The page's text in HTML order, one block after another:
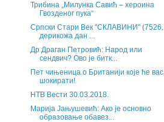
Трибина „Милунка Савић – хероина
Гвозденог пука“
Српски Стари Век ''СКЛАВИНИ'' (7526.
дерикожа дан ...
Др Драган Петровић: Народ или
сендвич? Ово је битк...
Пет чињеница о Британији које ће вас
шокирати!
НТВ Вести 30.03.2018.
Марија Јањушевић: Ако је основно
образовање обавез...